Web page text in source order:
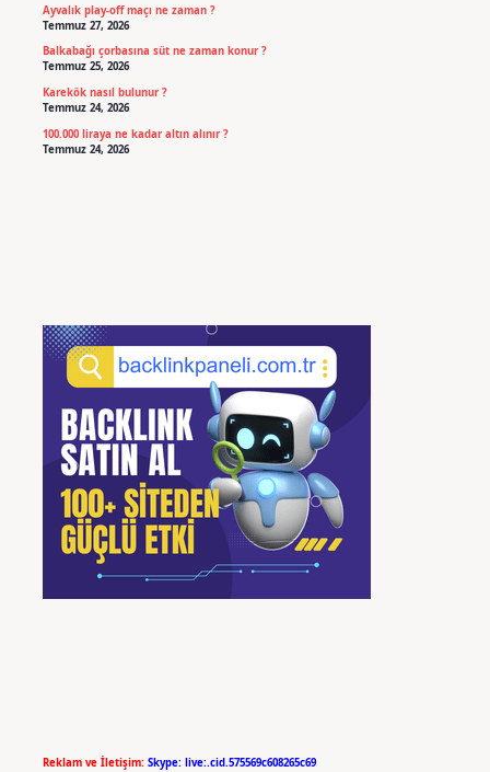
Ayvalık play-off maçı ne zaman ?
Temmuz 27, 2026
Balkabağı çorbasına süt ne zaman konur ?
Temmuz 25, 2026
Karekök nasıl bulunur ?
Temmuz 24, 2026
100.000 liraya ne kadar altın alınır ?
Temmuz 24, 2026
Reklam ve İletişim: Skype: live:.cid.575569c608265c69